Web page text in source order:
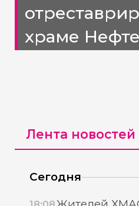
храме
Лента новостей
Сегодня